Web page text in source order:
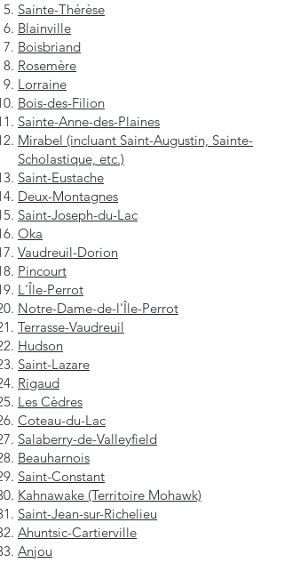
Sainte-Thérèse
Blainville
Boisbriand
Rosemère
Lorraine
Bois-des-Filion
Sainte-Anne-des-Plaines
Mirabel (incluant Saint-Augustin, Sainte-
Scholastique, etc.)
Saint-Eustache
Deux-Montagnes
Saint-Joseph-du-Lac
Oka
Vaudreuil-Dorion
Pincourt
L'Île-Perrot
Notre-Dame-de-l'Île-Perrot
Terrasse-Vaudreuil
Hudson
Saint-Lazare
Rigaud
Les Cèdres
Coteau-du-Lac
Salaberry-de-Valleyfield
Beauharnois
Saint-Constant
Kahnawake (Territoire Mohawk)
Saint-Jean-sur-Richelieu
Ahuntsic-Cartierville
Anjou